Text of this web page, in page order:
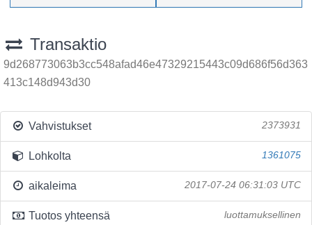
Transaktio
9d268773063b3cc548afad46e47329215443c09d686f56d363
413c148d943d30
Vahvistukset 2373931
Lohkolta 1361075
aikaleima 2017-07-24 06:31:03 UTC
Tuotos yhteensä luottamuksellinen